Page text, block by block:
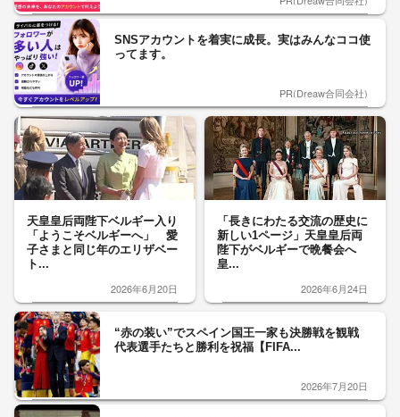
SNSアカウントを着実に成長。実はみんなココ使
ってます。
PR(Dreaw合同会社)
天皇皇后両陛下ベルギー入り
「ようこそベルギーへ」 愛
子さまと同じ年のエリザベー
ト...
2026年6月20日
「長きにわたる交流の歴史に
新しい1ページ」天皇皇后両
陛下がベルギーで晩餐会へ
皇...
2026年6月24日
“赤の装い”でスペイン国王一家も決勝戦を観戦
代表選手たちと勝利を祝福【FIFA...
2026年7月20日